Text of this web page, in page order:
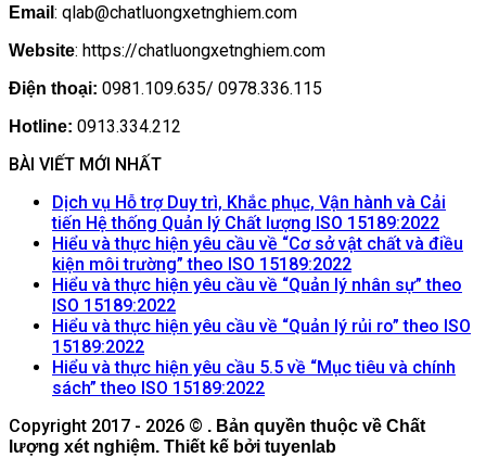
Email : qlab@chatluongxetnghiem.com
Website: https://chatluongxetnghiem.com
Điện thoại: 0981.109.635/ 0978.336.115
Hotline: 0913.334.212
BÀI VIẾT MỚI NHẤT
Dịch vụ Hỗ trợ Duy trì, Khắc phục, Vận hành và Cải
tiến Hệ thống Quản lý Chất lượng ISO 15189:2022
có
luận
Dịch
Hỗ
Hiểu và thực hiện yêu cầu về “Cơ sở vật chất và điều
kiện môi trường” theo ISO 15189:2022
có
luận
Hiểu
hiện
Hiểu và thực hiện yêu cầu về “Quản lý nhân sự” theo
ISO 15189:2022
có
luận
ở
và
thực
Hiểu và thực hiện yêu cầu về “Quản lý rủi ro” theo ISO
15189:2022
có
bình
ở
Hiểu
Hiểu và thực hiện yêu cầu 5.5 về “Mục tiêu và chính
sách” theo ISO 15189:2022
bình
luận
Copyright 2017 - 2026 © . Bản quyền thuộc về Chất
lượng xét nghiệm. Thiết kế bởi tuyenlab